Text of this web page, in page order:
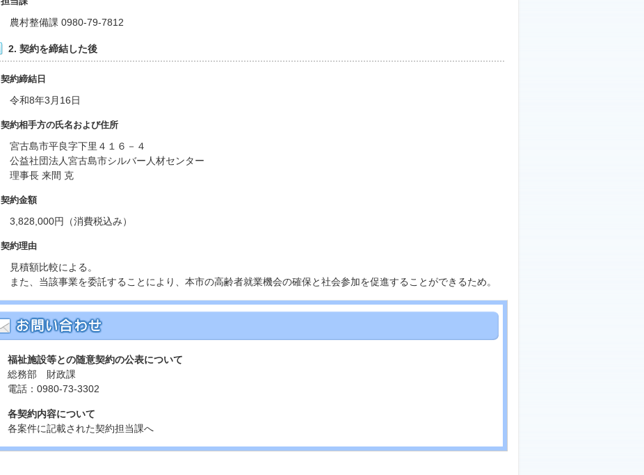
農村整備課 0980-79-7812
2. 契約を締結した後
契約締結日
令和8年3月16日
契約相手方の氏名および住所
宮古島市平良字下里４１６－４
公益社団法人宮古島市シルバー人材センター
理事長 来間 克
契約金額
3,828,000円（消費税込み）
契約理由
見積額比較による。
また、当該事業を委託することにより、本市の高齢者就業機会の確保と社会参加を促進することができるため。
福祉施設等との随意契約の公表について
総務部 財政課
電話：0980-73-3302
各契約内容について
各案件に記載された契約担当課へ